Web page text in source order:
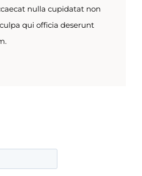
nulla cupidatat non
qui officia deserunt